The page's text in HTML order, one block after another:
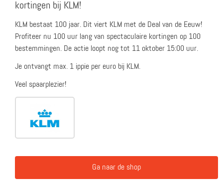
kortingen bij KLM!
KLM bestaat 100 jaar. Dit viert KLM met de Deal van de Eeuw!
Profiteer nu 100 uur lang van spectaculaire kortingen op 100
bestemmingen. De actie loopt nog tot 11 oktober 15:00 uur.
Je ontvangt max. 1 ippie per euro bij KLM.
Veel spaarplezier!
Ga naar de shop